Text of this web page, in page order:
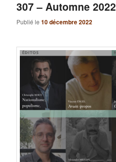
307 – Automne 2022
Publié le10 décembre 2022